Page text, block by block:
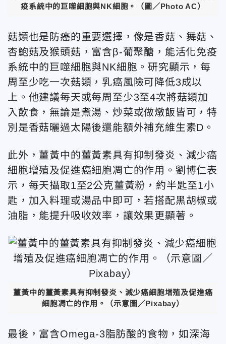
疫系統中的巨噬細胞與NK細胞。（圖／Photo AC）
菇類也是防癌的重要選擇，像是香菇、舞菇、
杏鮑菇及猴頭菇，富含β-葡聚醣，能活化免疫
系統中的巨噬細胞與NK細胞。研究顯示，每
周至少吃一次菇類，乳癌風險可降低3成以
上。他建議每天或每周至少3至4次將菇類加
入飲食，無論是煮湯、炒菜或做燉飯皆可，特
別是香菇曬過太陽後還能額外補充維生素D。
此外，薑黃中的薑黃素具有抑制發炎、減少癌
細胞增殖及促進癌細胞凋亡的作用。劉博仁表
示，每天攝取1至2公克薑黃粉，約半匙至1小
匙，加入料理或湯品中即可，若搭配黑胡椒或
油脂，能提升吸收效率，讓效果更顯著。
薑黃中的薑黃素具有抑制發炎、減少癌細胞增殖及促進癌
細胞凋亡的作用。（示意圖／Pixabay）
最後，富含Omega-3脂肪酸的食物，如深海